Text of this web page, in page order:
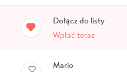
Dołącz do listy
Wpłać teraz
Mario